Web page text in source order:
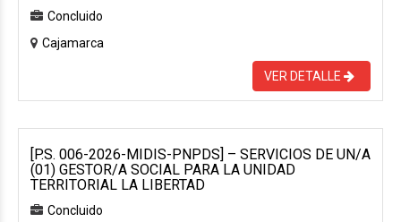
Concluido
Cajamarca
VER DETALLE
[P.S. 006-2026-MIDIS-PNPDS] – SERVICIOS DE UN/A
(01) GESTOR/A SOCIAL PARA LA UNIDAD
TERRITORIAL LA LIBERTAD
Concluido